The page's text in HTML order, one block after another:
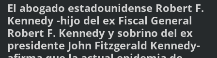
El abogado estadounidense Robert F.
Kennedy -hijo del ex Fiscal General
Robert F. Kennedy y sobrino del ex
presidente John Fitzgerald Kennedy-